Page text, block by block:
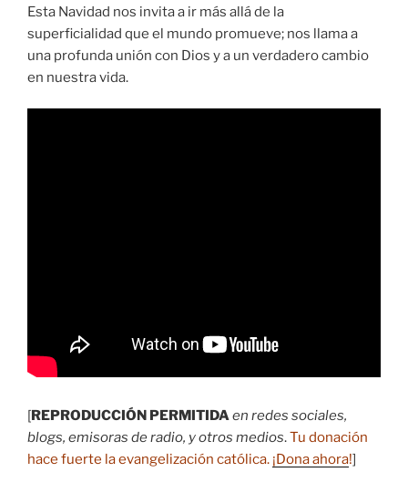
Esta Navidad nos invita a ir más allá de la
superficialidad que el mundo promueve; nos llama a
una profunda unión con Dios y a un verdadero cambio
en nuestra vida.
[REPRODUCCIÓN PERMITIDAen redes sociales,
blogs, emisoras de radio, y otros medios.Tu donación
hace fuerte la evangelización católica. ¡Dona ahora!]